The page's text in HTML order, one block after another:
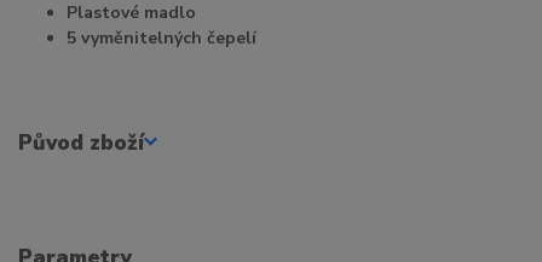
Plastové madlo
5 vyměnitelných čepelí
Původ zboží